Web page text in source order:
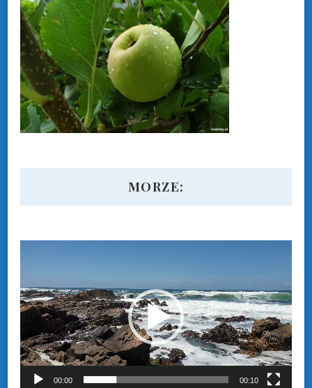
MORZE:
video
00:00 00:10